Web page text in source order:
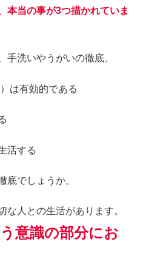
本当の事が3つ描かれていま
洗いやうがいの徹底、
は有効的である
活する
底でしょうか。
な人との生活があります。
意識の部分にお